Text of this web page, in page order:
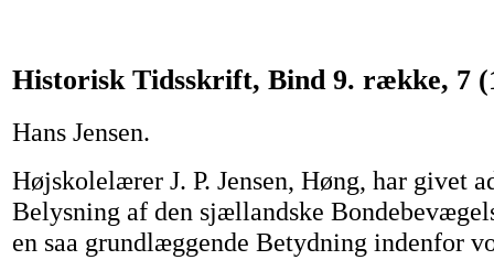
Historisk Tidsskrift, Bind 9. række, 7
Hans Jensen.
Højskolelærer J. P. Jensen, Høng, har givet
Belysning af den sjællandske
en saa grundlæggende Betydning indenfor